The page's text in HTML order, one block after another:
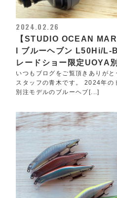
2024.02.26
【STUDIO OCEAN
l ブルーヘブン L50Hi/
レードショー限定UOYA
いつもブログをご覧頂きありが
スタッフの青木です。 2024年の
別注モデルのブルーヘブ[...]